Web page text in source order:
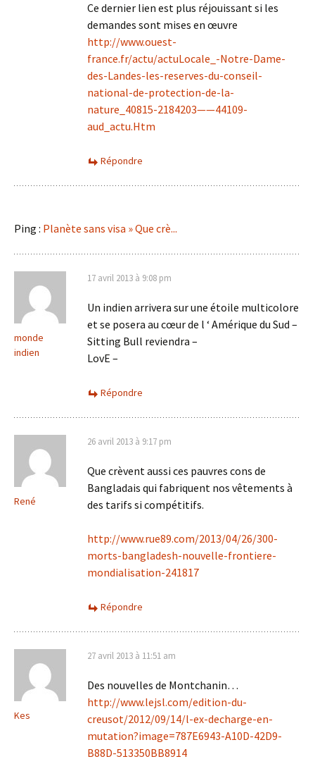
Ce dernier lien est plus réjouissant si les
demandes sont mises en œuvre
http://www.ouest-
france.fr/actu/actuLocale_-Notre-Dame-
des-Landes-les-reserves-du-conseil-
national-de-protection-de-la-
nature_40815-2184203——44109-
aud_actu.Htm
Répondre
Ping : Planète sans visa » Que crè...
monde
indien
17 avril 2013 à 9:08 pm
Un indien arrivera sur une étoile multicolore
et se posera au cœur de l ‘ Amérique du Sud –
Sitting Bull reviendra –
LovE –
Répondre
René
26 avril 2013 à 9:17 pm
Que crèvent aussi ces pauvres cons de
Bangladais qui fabriquent nos vêtements à
des tarifs si compétitifs.
http://www.rue89.com/2013/04/26/300-
morts-bangladesh-nouvelle-frontiere-
mondialisation-241817
Répondre
Kes
27 avril 2013 à 11:51 am
Des nouvelles de Montchanin…
http://www.lejsl.com/edition-du-
creusot/2012/09/14/l-ex-decharge-en-
mutation?image=787E6943-A10D-42D9-
B88D-513350BB8914